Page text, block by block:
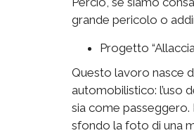
grande pericolo o
Progetto
Questo lavoro nasce
automobilistico: l’uso
sia come passeggero.
sfondo la foto di una